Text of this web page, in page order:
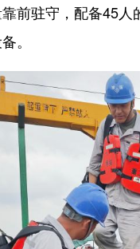
前驻守，配备45
。